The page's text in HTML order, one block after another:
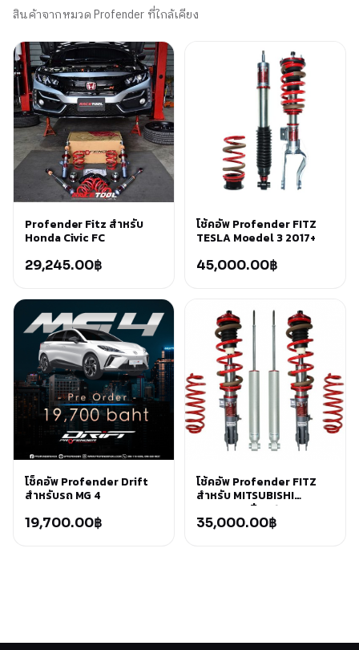
สินค้าจากหมวด Profender ที่ใกล้เคียง
Profender Fitz สำหรับ
Honda Civic FC
29,245.00฿
โช้คอัพ Profender FITZ
TESLA Moedel 3 2017+
45,000.00฿
โช็คอัพ Profender Drift
สำหรับรถ MG 4
19,700.00฿
โช้คอัพ Profender FITZ
สำหรับ MITSUBISHI
XPANDER ปี 2017+
35,000.00฿